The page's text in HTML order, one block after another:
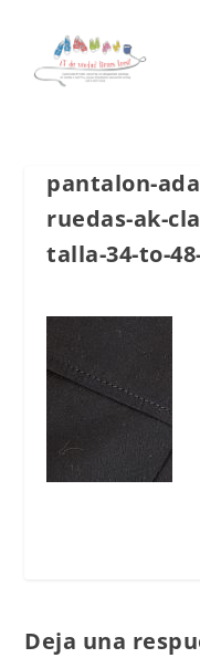
pantalon-
ruedas-ak-
talla-34-to-
Deja una